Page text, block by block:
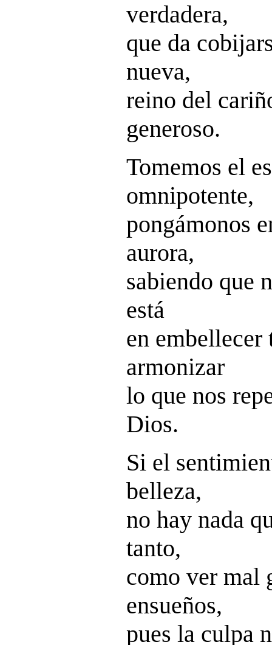
verdadera,
que da
nueva,
reino del
generoso.
Tomemos el
omnipotente,
pongámonos
aurora,
sabiendo que
está
en embellecer
armonizar
lo que nos
Dios.
Si el
belleza,
no hay nada
tanto,
como ver mal
ensueños,
pues la culpa